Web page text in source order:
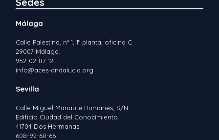
Málaga
Calle Palestina, nº 1, 1ª planta, oficina C.
29007 Málaga.
952-02-87-12
info@aces-andalucia.org
Sevilla
Calle Miguel Manaute Humanes, S/N.
Edificio Ciudad del Conocimiento.
41704 Dos Hermanas.
608-92-60-66